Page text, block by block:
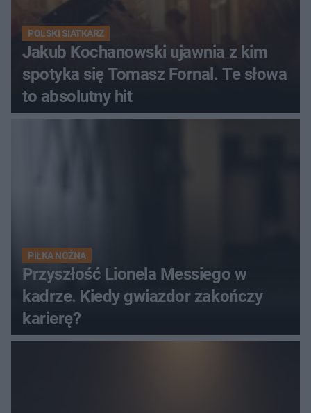
POLSKI SIATKARZ
Jakub Kochanowski ujawnia z kim
spotyka się Tomasz Fornal. Te słowa
to absolutny hit
PIŁKA NOŻNA
Przyszłość Lionela Messiego w
kadrze. Kiedy gwiazdor zakończy
karierę?